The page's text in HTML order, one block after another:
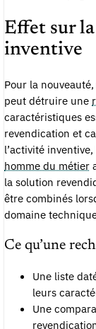
Effet sur
inventive
Pour la
peut détruire une
caractéristiques
revendication et
l’activité
homme du métier
la solution
être combinés
domaine
Ce qu’une
Une liste
leurs
Une